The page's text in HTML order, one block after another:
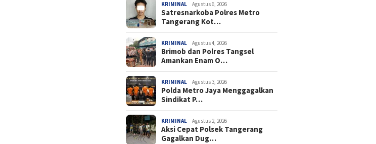
KRIMINAL Agustus 6, 2026
Satresnarkoba Polres Metro
Tangerang Kot…
KRIMINAL Agustus 4, 2026
Brimob dan Polres Tangsel
Amankan Enam O…
KRIMINAL Agustus 3, 2026
Polda Metro Jaya Menggagalkan
Sindikat P…
KRIMINAL Agustus 2, 2026
Aksi Cepat Polsek Tangerang
Gagalkan Dug…